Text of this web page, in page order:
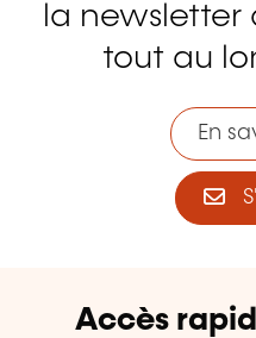
la newsletter
tout au
En
Accès